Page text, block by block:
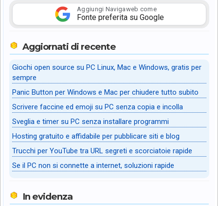
Aggiungi Navigaweb come
Fonte preferita su Google
Aggiornati di recente
Giochi open source su PC Linux, Mac e Windows, gratis per
sempre
Panic Button per Windows e Mac per chiudere tutto subito
Scrivere faccine ed emoji su PC senza copia e incolla
Sveglia e timer su PC senza installare programmi
Hosting gratuito e affidabile per pubblicare siti e blog
Trucchi per YouTube tra URL segreti e scorciatoie rapide
Se il PC non si connette a internet, soluzioni rapide
In evidenza